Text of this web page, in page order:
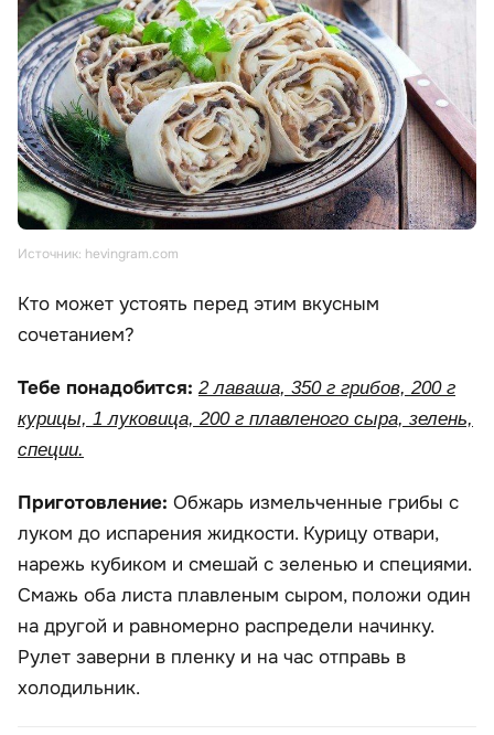
Источник: hevingram.com
Кто может устоять перед этим вкусным
сочетанием?
Тебе понадобится: 2 лаваша, 350 г грибов, 200 г
курицы, 1 луковица, 200 г плавленого сыра, зелень,
специи.
Приготовление: Обжарь измельченные грибы с
луком до испарения жидкости. Курицу отвари,
нарежь кубиком и смешай с зеленью и специями.
Смажь оба листа плавленым сыром, положи один
на другой и равномерно распредели начинку.
Рулет заверни в пленку и на час отправь в
холодильник.